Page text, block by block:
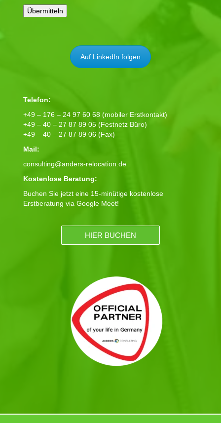
Auf LinkedIn folgen
Telefon:
+49 – 176 – 24 97 60 68 (mobiler Erstkontakt)
+49 – 40 – 27 87 89 05 (Festnetz Büro)
+49 – 40 – 27 87 89 06 (Fax)
Mail:
consulting@anders-relocation.de
Kostenlose Beratung:
Buchen Sie jetzt eine 15-minütige kostenlose
Erstberatung via Google Meet!
HIER BUCHEN